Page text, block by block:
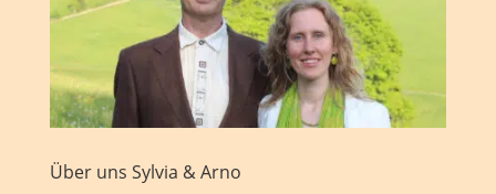
Über uns Sylvia & Arno